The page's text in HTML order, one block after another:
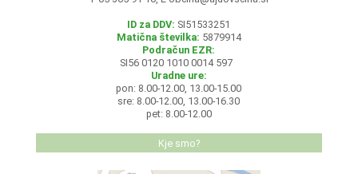
ID za DDV: SI51533251
Matična številka: 5879914
Podračun EZR:
SI56 0120 1010 0014 597
Uradne ure:
pon: 8.00-12.00, 13.00-15.00
sre: 8.00-12.00, 13.00-16.30
pet: 8.00-12.00
Kje smo?